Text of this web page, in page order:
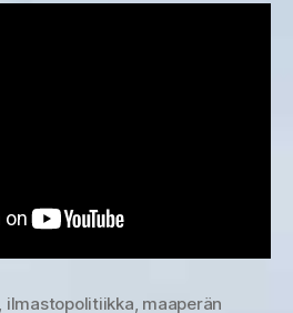
ilmastopolitiikka maaperän